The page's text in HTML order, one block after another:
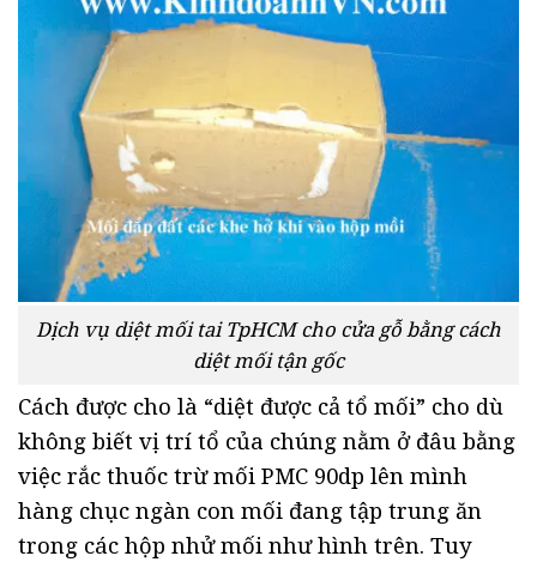
Dịch vụ diệt mối tai TpHCM cho cửa gỗ bằng cách
diệt mối tận gốc
Cách được cho là “diệt được cả tổ mối” cho dù
không biết vị trí tổ của chúng nằm ở đâu bằng
việc rắc thuốc trừ mối PMC 90dp lên mình
hàng chục ngàn con mối đang tập trung ăn
trong các hộp nhử mối như hình trên. Tuy